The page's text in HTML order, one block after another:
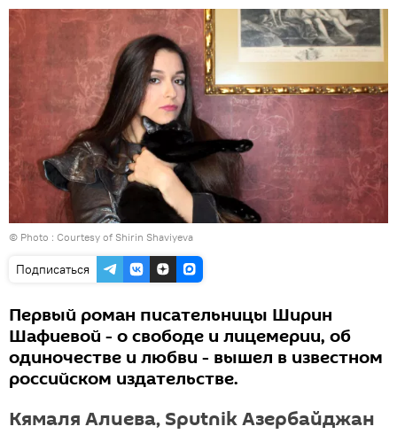
© Photo : Courtesy of Shirin Shaviyeva
Подписаться
Первый роман писательницы Ширин
Шафиевой - о свободе и лицемерии, об
одиночестве и любви - вышел в известном
российском издательстве.
Кямаля Алиева, Sputnik Азербайджан